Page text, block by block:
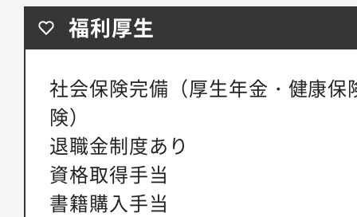
福利厚生
社会保険完備（厚生年金・健康
険）
退職金制度あり
資格取得手当
書籍購入手当